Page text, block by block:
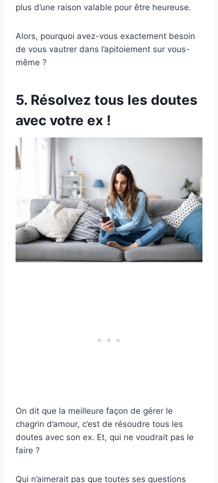
plus d’une raison valable pour être heureuse.
Alors, pourquoi avez-vous exactement besoin
de vous vautrer dans l’apitoiement sur vous-
même ?
5. Résolvez tous les doutes
avec votre ex !
On dit que la meilleure façon de gérer le
chagrin d’amour, c’est de résoudre tous les
doutes avec son ex. Et, qui ne voudrait pas le
faire ?
Qui n’aimerait pas que toutes ses questions